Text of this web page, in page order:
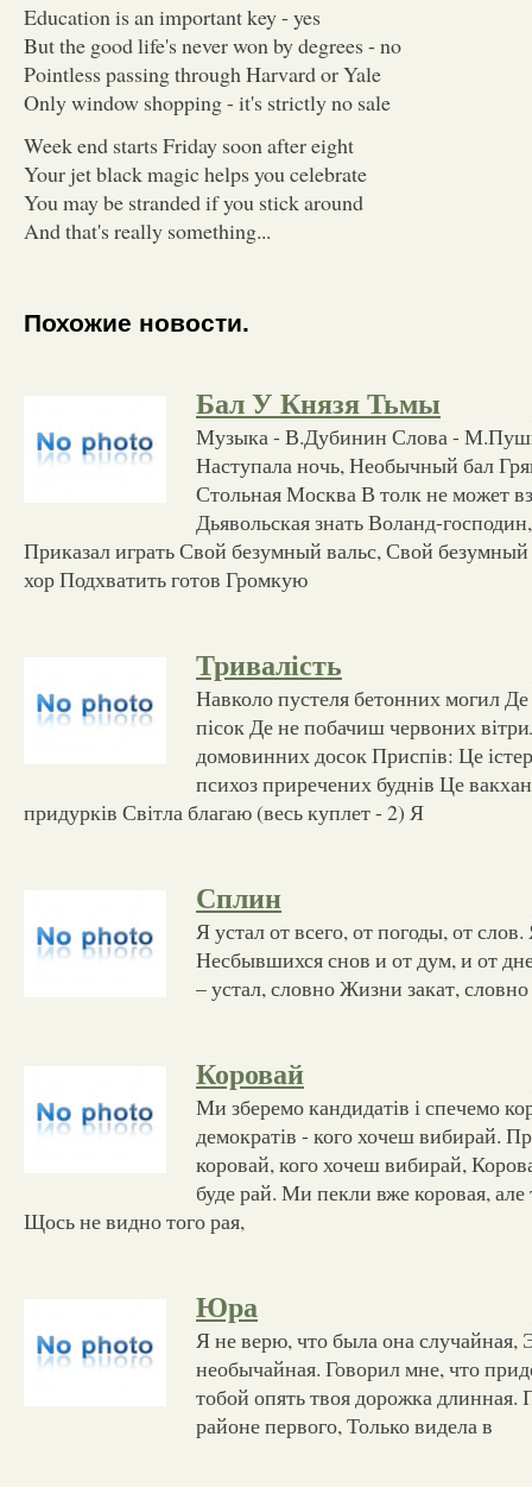
Education is an important key - yes
But the good life's never won by degrees - no
Pointless passing through Harvard or Yale
Only window shopping - it's strictly no sale
Week end starts Friday soon after eight
Your jet black magic helps you celebrate
You may be stranded if you stick around
And that's really something...
Похожие новости.
Бал У Князя Тьмы
Музыка - В.Дубинин Слова -
Наступала ночь, Необычный бал
Стольная Москва В толк не может
Дьявольская знать Воланд-
Приказал играть Свой безумный вальс, Свой
хор Подхватить готов Громкую
Тривалість
Навколо пустеля бетонних могил
пісок Де не побачиш червоних
домовинних досок Приспів: Це
психоз приречених буднів Це
придурків Світла благаю (весь куплет - 2) Я
Сплин
Я устал от всего, от погоды, от
Несбывшихся снов и от дум, и от
– устал, словно Жизни закат,
Коровай
Ми зберемо кандидатів і спечемо
демократів - кого хочеш вибирай.
коровай, кого хочеш вибирай,
буде рай. Ми пекли вже коровая, але
Щось не видно того рая,
Юра
Я не верю, что была она случайная,
необычайная. Говорил мне, что
тобой опять твоя дорожка длинная.
районе первого, Только видела в